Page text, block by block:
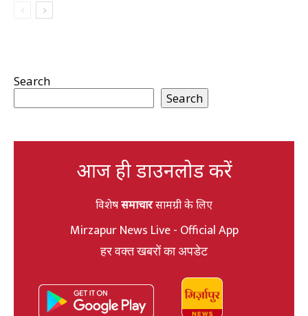
Search
Search
आज ही डाउनलोड करें
विशेषसमाचारसामग्री के लिए
Mirzapur News Live - Official App
हर वक्त खबरों का अपडेट